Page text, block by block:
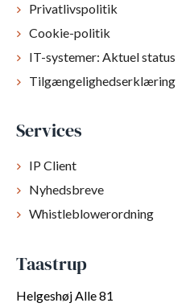
Privatlivspolitik
Cookie-politik
IT-systemer: Aktuel status
Tilgængelighedserklæring
Services
IP Client
Nyhedsbreve
Whistleblowerordning
Taastrup
Helgeshøj Alle 81